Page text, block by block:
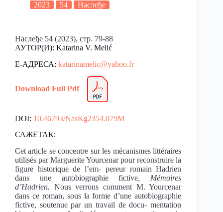
2023 54 Наслеђе
Наслеђе 54 (2023), стр. 79-88
АУТОР(И): Katarina V. Melić
Е-АДРЕСА: katarinamelic@yahoo.fr
Download Full Pdf
DOI: 10.46793/NasKg2354.079M
САЖЕТАК:
Cet article se concentre sur les mécanismes littéraires
utilisés par Marguerite Yourcenar pour reconstruire la
figure historique de l’em- pereur romain Hadrien
dans une autobiographie fictive, Mémoires
d’Hadrien. Nous verrons comment M. Yourcenar
dans ce roman, sous la forme d’une autobiographie
fictive, soutenue par un travail de docu- mentation